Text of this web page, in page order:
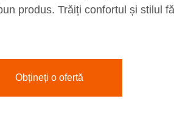
produs. Trăiți confortul și stilul
Obțineți o ofertă